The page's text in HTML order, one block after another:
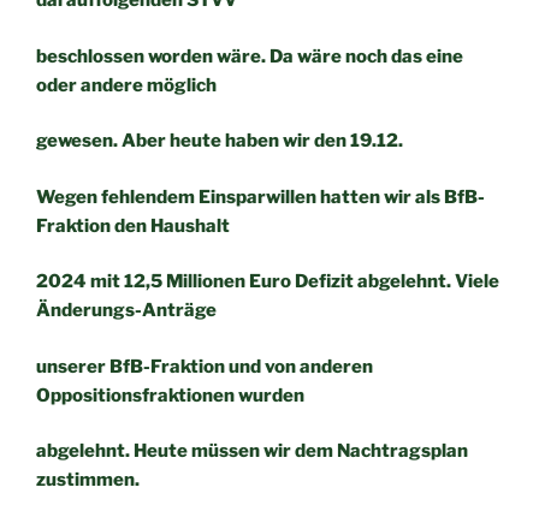
beschlossen worden wäre. Da wäre noch das eine
oder andere möglich
gewesen. Aber heute haben wir den 19.12.
Wegen fehlendem Einsparwillen hatten wir als BfB-
Fraktion den Haushalt
2024 mit 12,5 Millionen Euro Defizit abgelehnt. Viele
Änderungs-Anträge
unserer BfB-Fraktion und von anderen
Oppositionsfraktionen wurden
abgelehnt. Heute müssen wir dem Nachtragsplan
zustimmen.